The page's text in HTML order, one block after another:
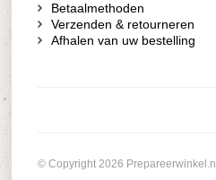
Betaalmethoden
Verzenden & retourneren
Afhalen van uw bestelling
© Copyright 2026 Prepareerwinkel.nl